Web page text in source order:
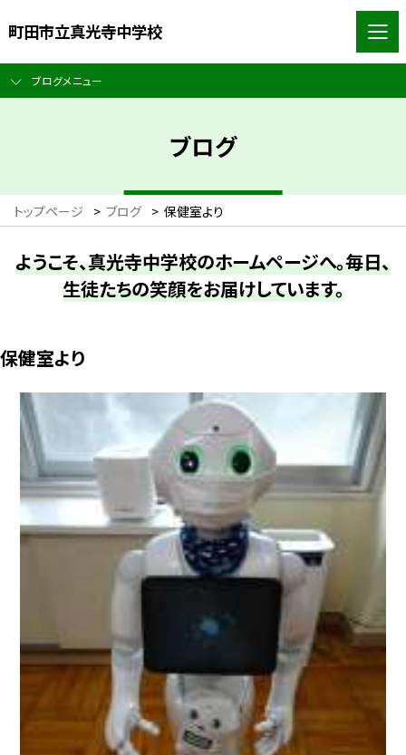
町田市立真光寺中学校
ブログメニュー
ブログ
トップページ > ブログ > 保健室より
ようこそ、真光寺中学校のホームページへ。毎日、
生徒たちの笑顔をお届けしています。
保健室より